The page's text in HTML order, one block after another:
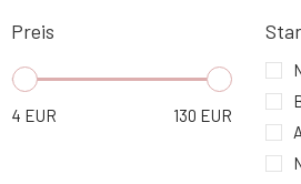
MUSK Naturseife
4.94
Sonett Flüssigseife
Preis
4 EUR 130 EUR